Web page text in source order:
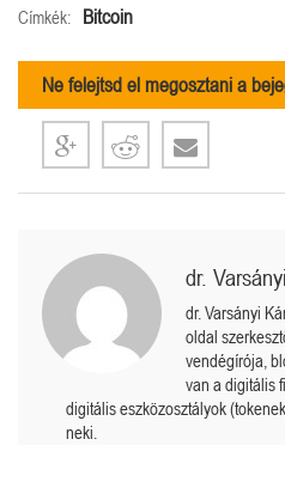
Címkék: Bitcoin
Ne felejtsd el megosztani a
dr.
dr. Varsányi
oldal
vendégírója,
van a digitális
digitális eszközosztályok
neki.